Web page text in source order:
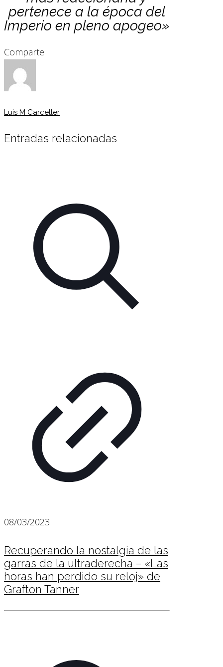
pertenece a la época del
Imperio en pleno apogeo»
Comparte
Luis M Carceller
Entradas relacionadas
08/03/2023
Recuperando la nostalgia de las
garras de la ultraderecha – «Las
horas han perdido su reloj» de
Grafton Tanner